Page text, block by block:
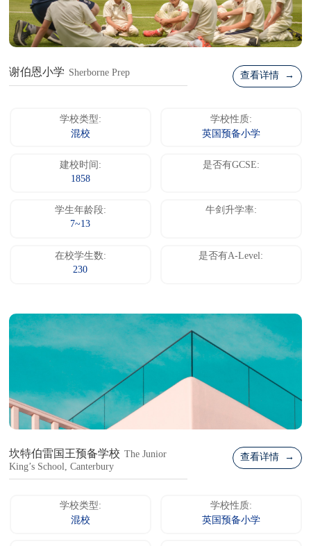
谢伯恩小学 Sherborne Prep 查看详情 →
学校类型:
混校
学校性质:
英国预备小学
建校时间:
1858
是否有GCSE:
学生年龄段:
7~13
牛剑升学率:
在校学生数:
230
是否有A-Level:
坎特伯雷国王预备学校 The Junior
King’s School, Canterbury
查看详情 →
学校类型:
混校
学校性质:
英国预备小学